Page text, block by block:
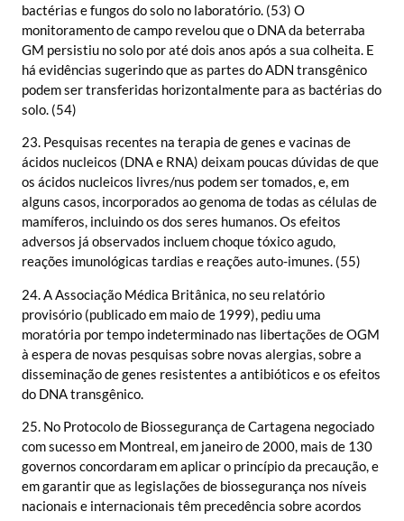
bactérias e fungos do solo no laboratório. (53) O
monitoramento de campo revelou que o DNA da beterraba
GM persistiu no solo por até dois anos após a sua colheita. E
há evidências sugerindo que as partes do ADN transgênico
podem ser transferidas horizontalmente para as bactérias do
solo. (54)
23. Pesquisas recentes na terapia de genes e vacinas de
ácidos nucleicos (DNA e RNA) deixam poucas dúvidas de que
os ácidos nucleicos livres/nus podem ser tomados, e, em
alguns casos, incorporados ao genoma de todas as células de
mamíferos, incluindo os dos seres humanos. Os efeitos
adversos já observados incluem choque tóxico agudo,
reações imunológicas tardias e reações auto-imunes. (55)
24. A Associação Médica Britânica, no seu relatório
provisório (publicado em maio de 1999), pediu uma
moratória por tempo indeterminado nas libertações de OGM
à espera de novas pesquisas sobre novas alergias, sobre a
disseminação de genes resistentes a antibióticos e os efeitos
do DNA transgênico.
25. No Protocolo de Biossegurança de Cartagena negociado
com sucesso em Montreal, em janeiro de 2000, mais de 130
governos concordaram em aplicar o princípio da precaução, e
em garantir que as legislações de biossegurança nos níveis
nacionais e internacionais têm precedência sobre acordos